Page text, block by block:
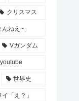
クリスマス
ねえ~」
Vガンダム
youtube
世界史
「え？」